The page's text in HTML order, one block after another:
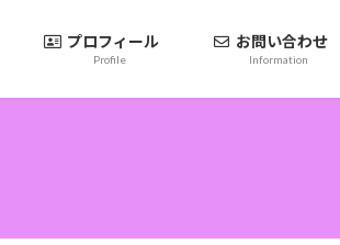
プロフィール
Profile
お問い合わせ
Information